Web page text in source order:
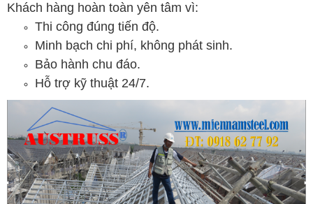
Khách hàng hoàn toàn yên tâm vì:
Thi công đúng tiến độ.
Minh bạch chi phí, không phát sinh.
Bảo hành chu đáo.
Hỗ trợ kỹ thuật 24/7.